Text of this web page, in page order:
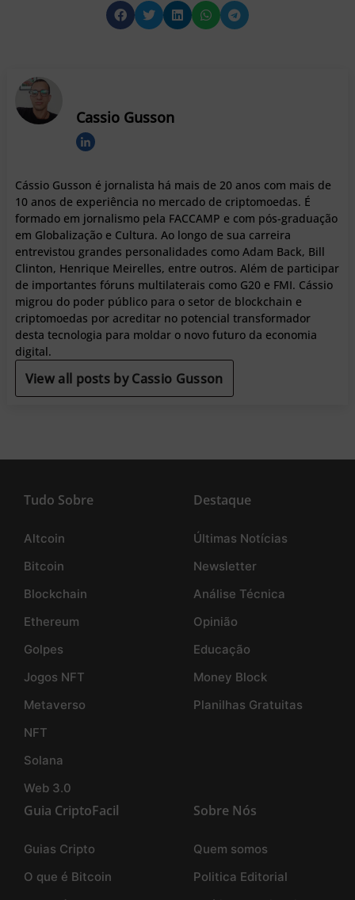
Cassio Gusson
Cássio Gusson é jornalista há mais de 20 anos com mais de
10 anos de experiência no mercado de criptomoedas. É
formado em jornalismo pela FACCAMP e com pós-graduação
em Globalização e Cultura. Ao longo de sua carreira
entrevistou grandes personalidades como Adam Back, Bill
Clinton, Henrique Meirelles, entre outros. Além de participar
de importantes fóruns multilaterais como G20 e FMI. Cássio
migrou do poder público para o setor de blockchain e
criptomoedas por acreditar no potencial transformador
desta tecnologia para moldar o novo futuro da economia
digital.
View all posts by Cassio Gusson
Tudo Sobre
Altcoin
Bitcoin
Blockchain
Ethereum
Golpes
Jogos NFT
Metaverso
NFT
Solana
Web 3.0
Destaque
Últimas Notícias
Newsletter
Análise Técnica
Opinião
Educação
Money Block
Planilhas Gratuitas
Guia CriptoFacil
Guias Cripto
O que é Bitcoin
Sobre Nós
Quem somos
Politica Editorial